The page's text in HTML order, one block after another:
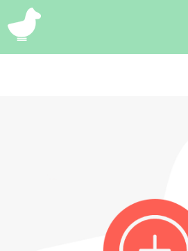
Blog
Partner